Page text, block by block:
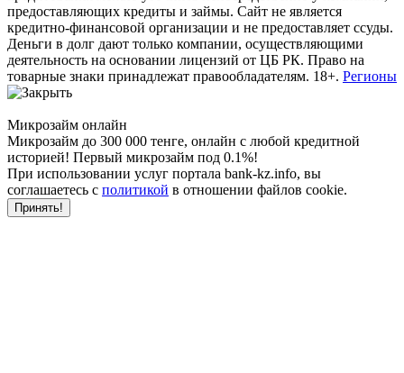
предоставляющих кредиты и займы. Сайт не является
кредитно-финансовой организации и не предоставляет ссуды.
Деньги в долг дают только компании, осуществляющими
деятельность на основании лицензий от ЦБ РК. Право на
товарные знаки принадлежат правообладателям. 18+. Регионы
Микрозайм онлайн
Микрозайм до 300 000 тенге, онлайн с любой кредитной
историей! Первый микрозайм под 0.1%!
При использовании услуг портала bank-kz.info, вы
соглашаетесь с политикой в отношении файлов cookie.
Принять!